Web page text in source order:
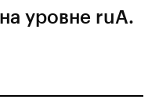
на уровне ruA.